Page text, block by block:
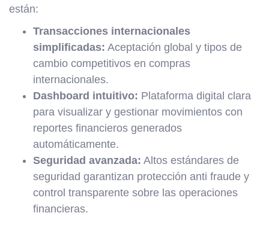
están:
Transacciones internacionales
simplificadas: Aceptación global y tipos de
cambio competitivos en compras
internacionales.
Dashboard intuitivo: Plataforma digital clara
para visualizar y gestionar movimientos con
reportes financieros generados
automáticamente.
Seguridad avanzada: Altos estándares de
seguridad garantizan protección anti fraude y
control transparente sobre las operaciones
financieras.